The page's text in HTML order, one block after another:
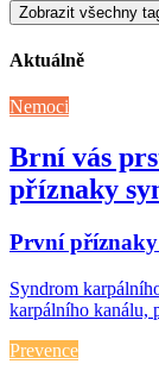
Zobrazit všechny
Aktuálně
Nemoci
Brní vás
příznaky
První
Syndrom
karpálního kanálu,
Prevence